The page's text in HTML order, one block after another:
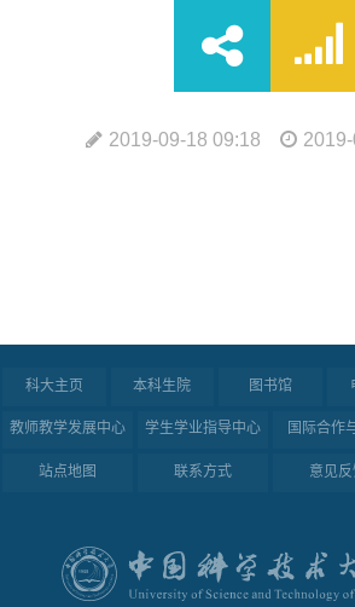
2019-09-18 09:18
科大主页 本科生院 图书馆
教师教学发展中心 学生学业指导中心 国际合作
站点地图 联系方式 意见